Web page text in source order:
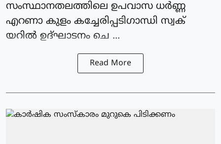
സംസ്ഥാനതലത്തിലെ ഉപവാസ ധർണ്ണ
എറണാ കുളം കച്ചേരിപ്പടിഗാന്ധി സ്വക്
യറിൽ ഉദ്ഘാടനം ചെ ...
Read More